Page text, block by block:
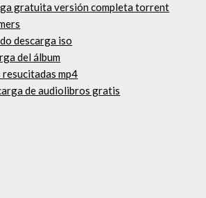
gratuita versión completa torrent
descarga iso
del álbum
mp4
de audiolibros gratis